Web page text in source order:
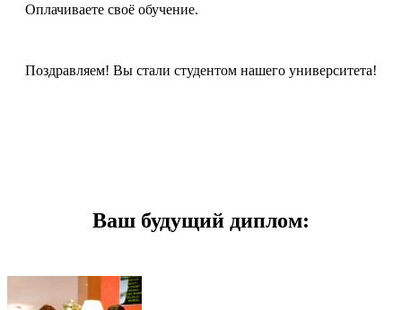
Оплачиваете своё обучение.
Поздравляем! Вы стали студентом нашего университета!
Ваш будущий диплом: